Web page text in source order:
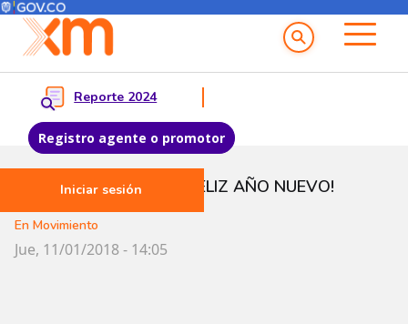
Pasar al contenido principal
Menú del Usuario
Reporte 2024
Registro agente o promotor
Iniciar sesión
Menu principal
¡LE DESEAMOS UN FELIZ AÑO NUEVO!
En Movimiento
Jue, 11/01/2018 - 14:05